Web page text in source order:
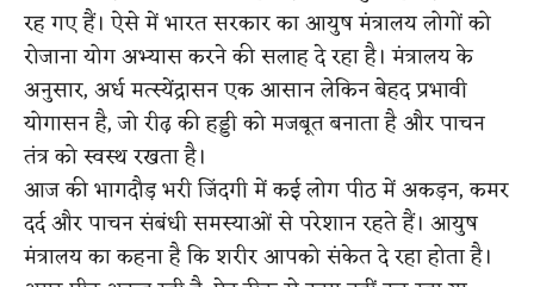
रह गए हैं। ऐसे में भारत सरकार का आयुष मंत्रालय लोगों को
रोजाना योग अभ्यास करने की सलाह दे रहा है। मंत्रालय के
अनुसार, अर्ध मत्स्येंद्रासन एक आसान लेकिन बेहद प्रभावी
योगासन है, जो रीढ़ की हड्डी को मजबूत बनाता है और पाचन
तंत्र को स्वस्थ रखता है।
आज की भागदौड़ भरी जिंदगी में कई लोग पीठ में अकड़न, कमर
दर्द और पाचन संबंधी समस्याओं से परेशान रहते हैं। आयुष
मंत्रालय का कहना है कि शरीर आपको संकेत दे रहा होता है।